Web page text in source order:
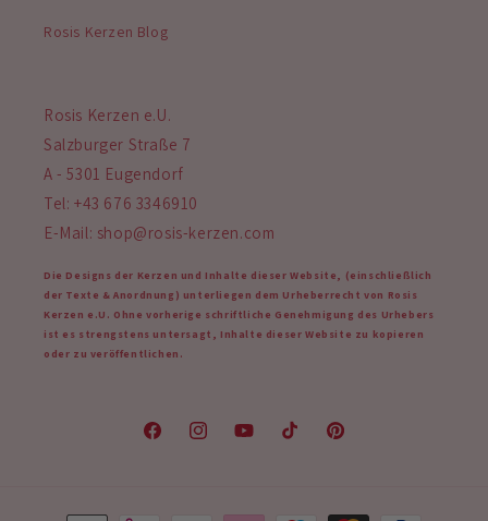
Rosis Kerzen Blog
Rosis Kerzen e.U.
Salzburger Straße 7
A - 5301 Eugendorf
Tel: +43 676 3346910
E-Mail: shop@rosis-kerzen.com
Die Designs der Kerzen und Inhalte dieser Website, (einschließlich
der Texte & Anordnung) unterliegen dem Urheberrecht von Rosis
Kerzen e.U. Ohne vorherige schriftliche Genehmigung des Urhebers
ist es strengstens untersagt, Inhalte dieser Website zu kopieren
oder zu veröffentlichen.
FacebookInstagramYouTubeTikTok Pinterest